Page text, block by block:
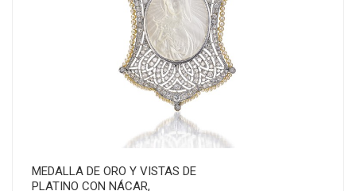
MEDALLA DE ORO Y VISTAS DE
PLATINO CON NÁCAR,